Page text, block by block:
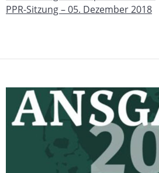
PPR-Sitzung – 05. Dezember 2018